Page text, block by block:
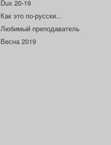
Dux 20-19
Как это по-русски...
Любимый преподаватель
Весна 2019